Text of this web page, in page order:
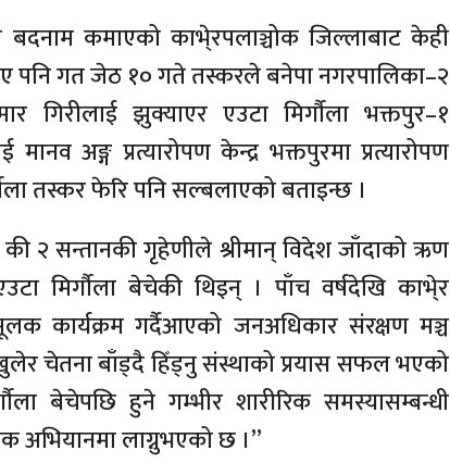
बदनाम कमाएको काभे्रपलाञ्चोक जिल्लाबाट केही
पनि गत जेठ १० गते तस्करले बनेपा नगरपालिका–२
गिरीलाई झुक्याएर एउटा मिर्गौला भक्तपुर–१
अङ्ग प्रत्यारोपण केन्द्र भक्तपुरमा प्रत्यारोपण
तस्कर फेरि पनि सल्बलाएको बताइन्छ ।
२ सन्तानकी गृहेणीले श्रीमान् विदेश जाँदाको ऋण
मिर्गौला बेचेकी थिइन् । पाँच वर्षदेखि काभे्र
कार्यक्रम गर्दैआएको जनअधिकार संरक्षण मञ्च
चेतना बाँड्दै हिँड्नु संस्थाको प्रयास सफल भएको
बेचेपछि हुने गम्भीर शारीरिक समस्यासम्बन्धी
लाग्नुभएको छ ।”